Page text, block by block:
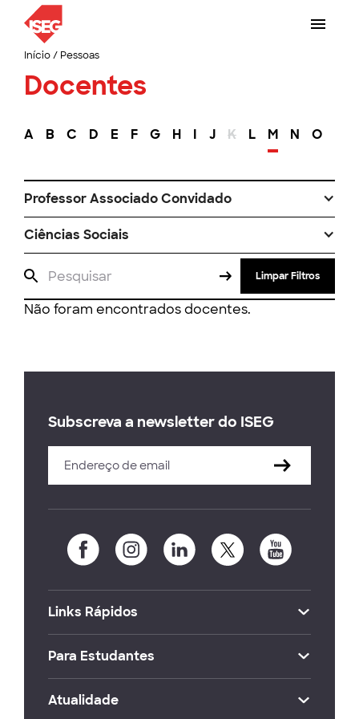
Início/ Pessoas
Docentes
A B C D E F G H I J K L M N O
Professor Associado Convidado
Ciências Sociais
Limpar Filtros
Não foram encontrados docentes.
Subscreva a newsletter do ISEG
Links Rápidos
Para Estudantes
Atualidade